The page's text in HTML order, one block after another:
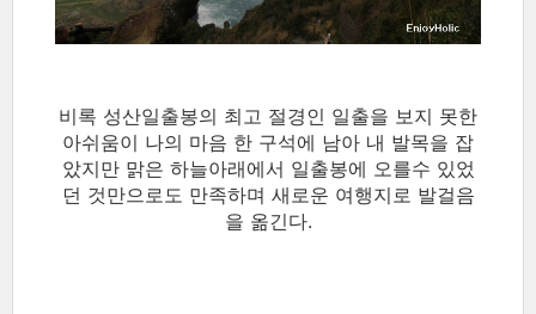
비록 성산일출봉의 최고 절경인 일출을 보지 못한
아쉬움이 나의 마음 한 구석에 남아 내 발목을 잡
았지만 맑은 하늘아래에서 일출봉에 오를수 있었
던 것만으로도 만족하며 새로운 여행지로 발걸음
을 옮긴다.